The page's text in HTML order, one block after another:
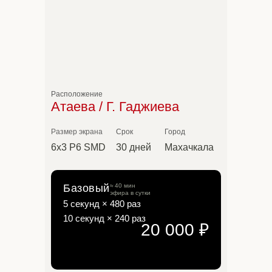
Расположение
Атаева / Г. Гаджиева
Размер экрана
6х3 P6 SMD
Срок
30 дней
Город
Махачкала
Базовый≈ 40 мин
эфира в сутки
5 секунд × 480 раз
10 секунд × 240 раз
20 000 ₽